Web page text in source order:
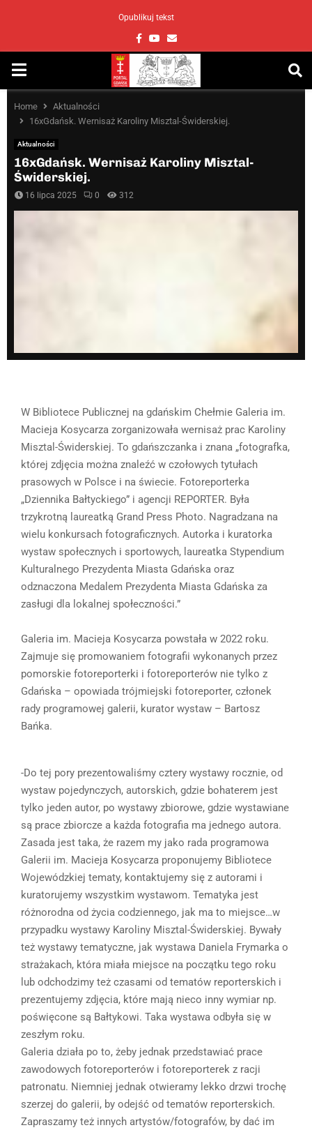
Opublikuj tekst
Facebook
Youtube
Email
PRIMARY
MENU
Home
Aktualności
16xGdańsk. Wernisaż Karoliny Misztal-Świderskiej.
Aktualności
16xGdańsk. Wernisaż Karoliny Misztal-
Świderskiej.
16 lipca 2025 0 312
W Bibliotece Publicznej na gdańskim Chełmie Galeria im.
Macieja Kosycarza zorganizowała wernisaż prac Karoliny
Misztal-Świderskiej. To gdańszczanka i znana „fotografka,
której zdjęcia można znaleźć w czołowych tytułach
prasowych w Polsce i na świecie. Fotoreporterka
„Dziennika Bałtyckiego” i agencji REPORTER. Była
trzykrotną laureatką Grand Press Photo. Nagradzana na
wielu konkursach fotograficznych. Autorka i kuratorka
wystaw społecznych i sportowych, laureatka Stypendium
Kulturalnego Prezydenta Miasta Gdańska oraz
odznaczona Medalem Prezydenta Miasta Gdańska za
zasługi dla lokalnej społeczności.”
Galeria im. Macieja Kosycarza powstała w 2022 roku.
Zajmuje się promowaniem fotografii wykonanych przez
pomorskie fotoreporterki i fotoreporterów nie tylko z
Gdańska – opowiada trójmiejski fotoreporter, członek
rady programowej galerii, kurator wystaw – Bartosz
Bańka.
-Do tej pory prezentowaliśmy cztery wystawy rocznie, od
wystaw pojedynczych, autorskich, gdzie bohaterem jest
tylko jeden autor, po wystawy zbiorowe, gdzie wystawiane
są prace zbiorcze a każda fotografia ma jednego autora.
Zasada jest taka, że razem my jako rada programowa
Galerii im. Macieja Kosycarza proponujemy Bibliotece
Wojewódzkiej tematy, kontaktujemy się z autorami i
kuratorujemy wszystkim wystawom. Tematyka jest
różnorodna od życia codziennego, jak ma to miejsce…w
przypadku wystawy Karoliny Misztal-Świderskiej. Bywały
też wystawy tematyczne, jak wystawa Daniela Frymarka o
strażakach, która miała miejsce na początku tego roku
lub odchodzimy też czasami od tematów reporterskich i
prezentujemy zdjęcia, które mają nieco inny wymiar np.
poświęcone są Bałtykowi. Taka wystawa odbyła się w
zeszłym roku.
Galeria działa po to, żeby jednak przedstawiać prace
zawodowych fotoreporterów i fotoreporterek z racji
patronatu. Niemniej jednak otwieramy lekko drzwi trochę
szerzej do galerii, by odejść od tematów reporterskich.
Zapraszamy też innych artystów/fotografów, by dać im